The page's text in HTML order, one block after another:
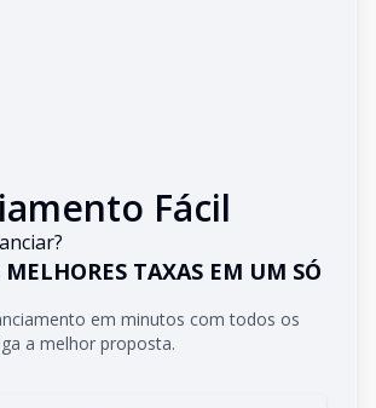
Fácil
TAXAS EM UM SÓ
em minutos com todos os
a melhor proposta.